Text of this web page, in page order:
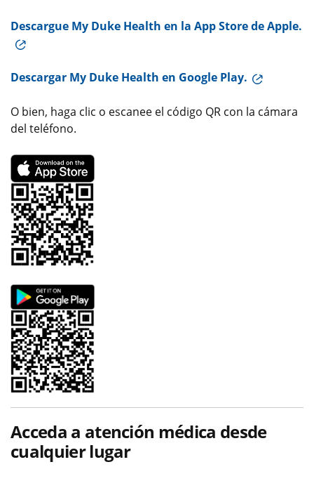
Descargue My Duke Health en la App Store de Apple.
Descargar My Duke Health en Google Play.
O bien, haga clic o escanee el código QR con la cámara
del teléfono.
Acceda a atención médica desde
cualquier lugar